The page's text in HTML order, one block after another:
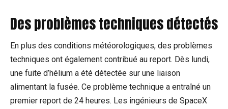
Des problèmes techniques détectés
En plus des conditions météorologiques, des problèmes
techniques ont également contribué au report. Dès lundi,
une fuite d’hélium a été détectée sur une liaison
alimentant la fusée. Ce problème technique a entraîné un
premier report de 24 heures. Les ingénieurs de SpaceX